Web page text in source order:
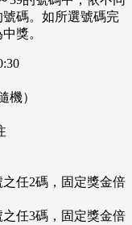
碼。如所選號碼完
獎。
機）
任2碼，固定獎金倍
任3碼，固定獎金倍